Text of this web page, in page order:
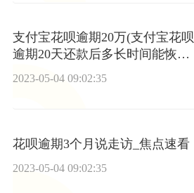
支付宝花呗逾期20万(支付宝花呗
逾期20天还款后多长时间能恢
复?)
2023-05-04 09:02:35
花呗逾期3个月说走访_焦点速看
2023-05-04 09:02:35